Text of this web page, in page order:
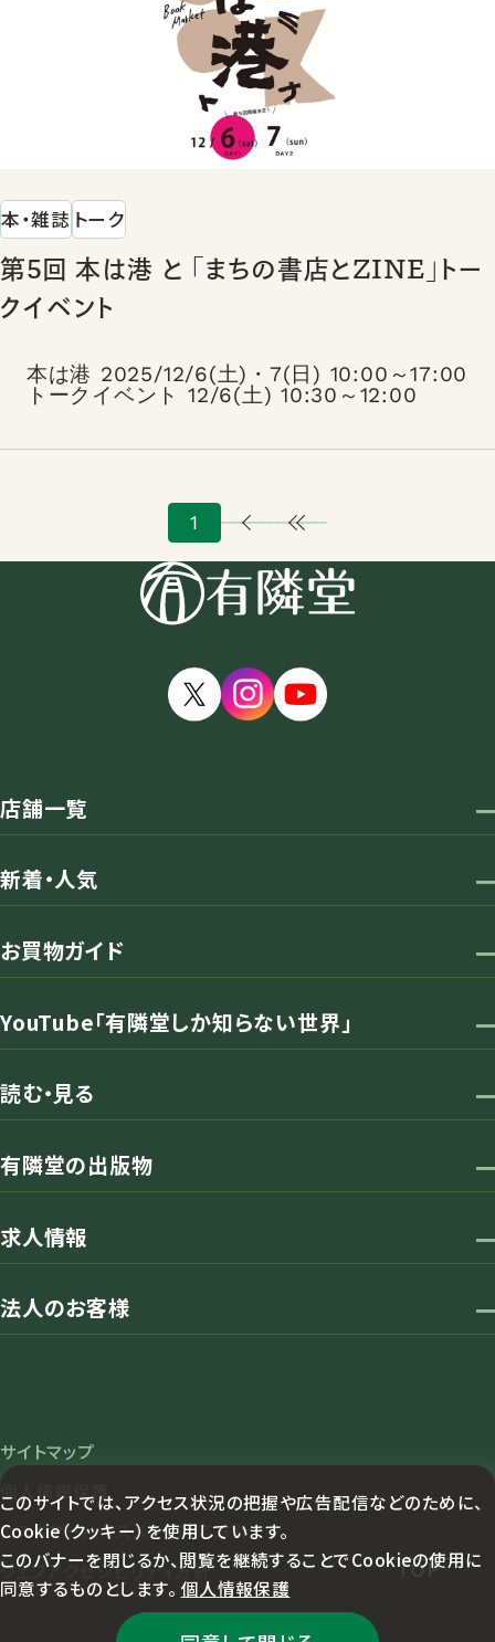
このサイトでは、アクセス状況の把握や広告配信などのために、
Cookie（クッキー）を使用しています。
このバナーを閉じるか、閲覧を継続することでCookieの使用に
同意するものとします。 個人情報保護
本・雑誌 トーク
第5回 本は港 と 「まちの書店とZINE」トー
クイベント
本は港 2025/12/6(土)・7(日) 10:00～17:00
トークイベント 12/6(土) 10:30～12:00
1
店舗一覧
新着・人気
お買物ガイド
YouTube「有隣堂しか知らない世界」
読む・見る
有隣堂の出版物
求人情報
法人のお客様
サイトマップ
個人情報保護
カスタマーハラスメント対応方針
ウェブアクセシビリティ方針
TOP